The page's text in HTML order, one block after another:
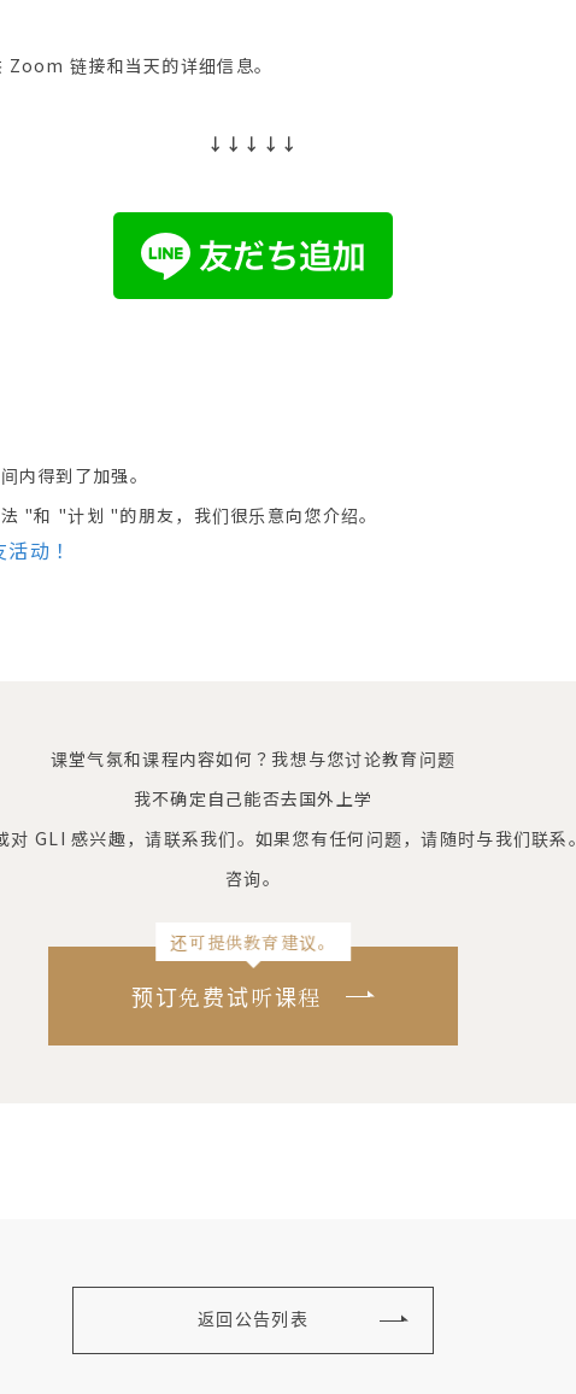
链接和当天的详细信息。
↓↓↓↓↓
内得到了加强。
"和 "计划 "的朋友，我们很乐意向您介绍。
动！
课堂气氛和课程内容如何？ 我想与您讨论教育问题
我不确定自己能否去国外上学
GLI 感兴趣，请联系我们。 如果您有任何问题，请随时与我们联系。
咨询。
还可提供教育建议。
预订免费试听课程
返回公告列表